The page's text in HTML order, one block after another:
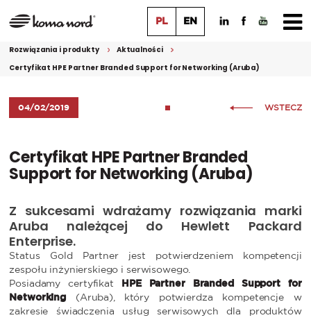
PL EN
Rozwiązania i produkty
Aktualności
Certyfikat HPE Partner Branded Support for Networking (Aruba)
04/02/2019 WSTECZ
Certyfikat HPE Partner Branded
Support for Networking (Aruba)
Z sukcesami wdrażamy rozwiązania marki
Aruba należącej do Hewlett Packard
Enterprise.
Status Gold Partner jest potwierdzeniem kompetencji
zespołu inżynierskiego i serwisowego.
Posiadamy certyfikat
HPE Partner Branded Support for
Networking (Aruba), który potwierdza kompetencje w
zakresie świadczenia usług serwisowych dla produktów